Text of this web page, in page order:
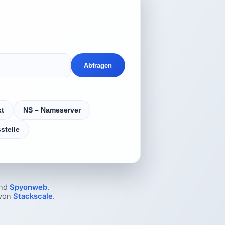
Abfragen
NS – Nameserver
Spyonweb.
Stackscale.